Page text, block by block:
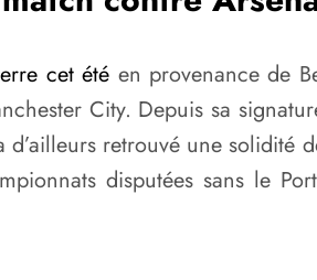
cet été en provenance de
City. Depuis sa
retrouvé une solidité
disputées sans le